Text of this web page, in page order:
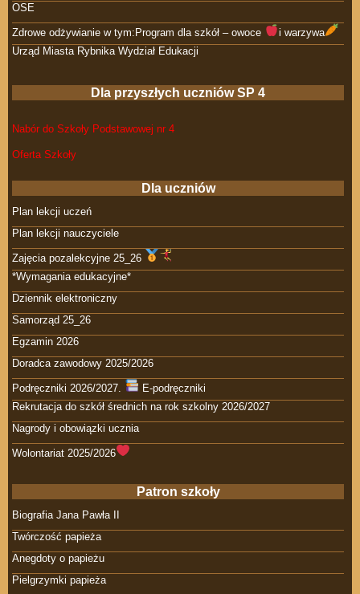
OSE
Zdrowe odżywianie w tym:Program dla szkół – owoce
i warzywa
Urząd Miasta Rybnika Wydział Edukacji
Dla przyszłych uczniów SP 4
Nabór do Szkoły Podstawowej nr 4
Oferta Szkoły
Dla uczniów
Plan lekcji uczeń
Plan lekcji nauczyciele
Zajęcia pozalekcyjne 25_26
*Wymagania edukacyjne*
Dziennik elektroniczny
Samorząd 25_26
Egzamin 2026
Doradca zawodowy 2025/2026
Podręczniki 2026/2027.
E-podręczniki
Rekrutacja do szkół średnich na rok szkolny 2026/2027
Nagrody i obowiązki ucznia
Wolontariat 2025/2026
Patron szkoły
Biografia Jana Pawła II
Twórczość papieża
Anegdoty o papieżu
Pielgrzymki papieża